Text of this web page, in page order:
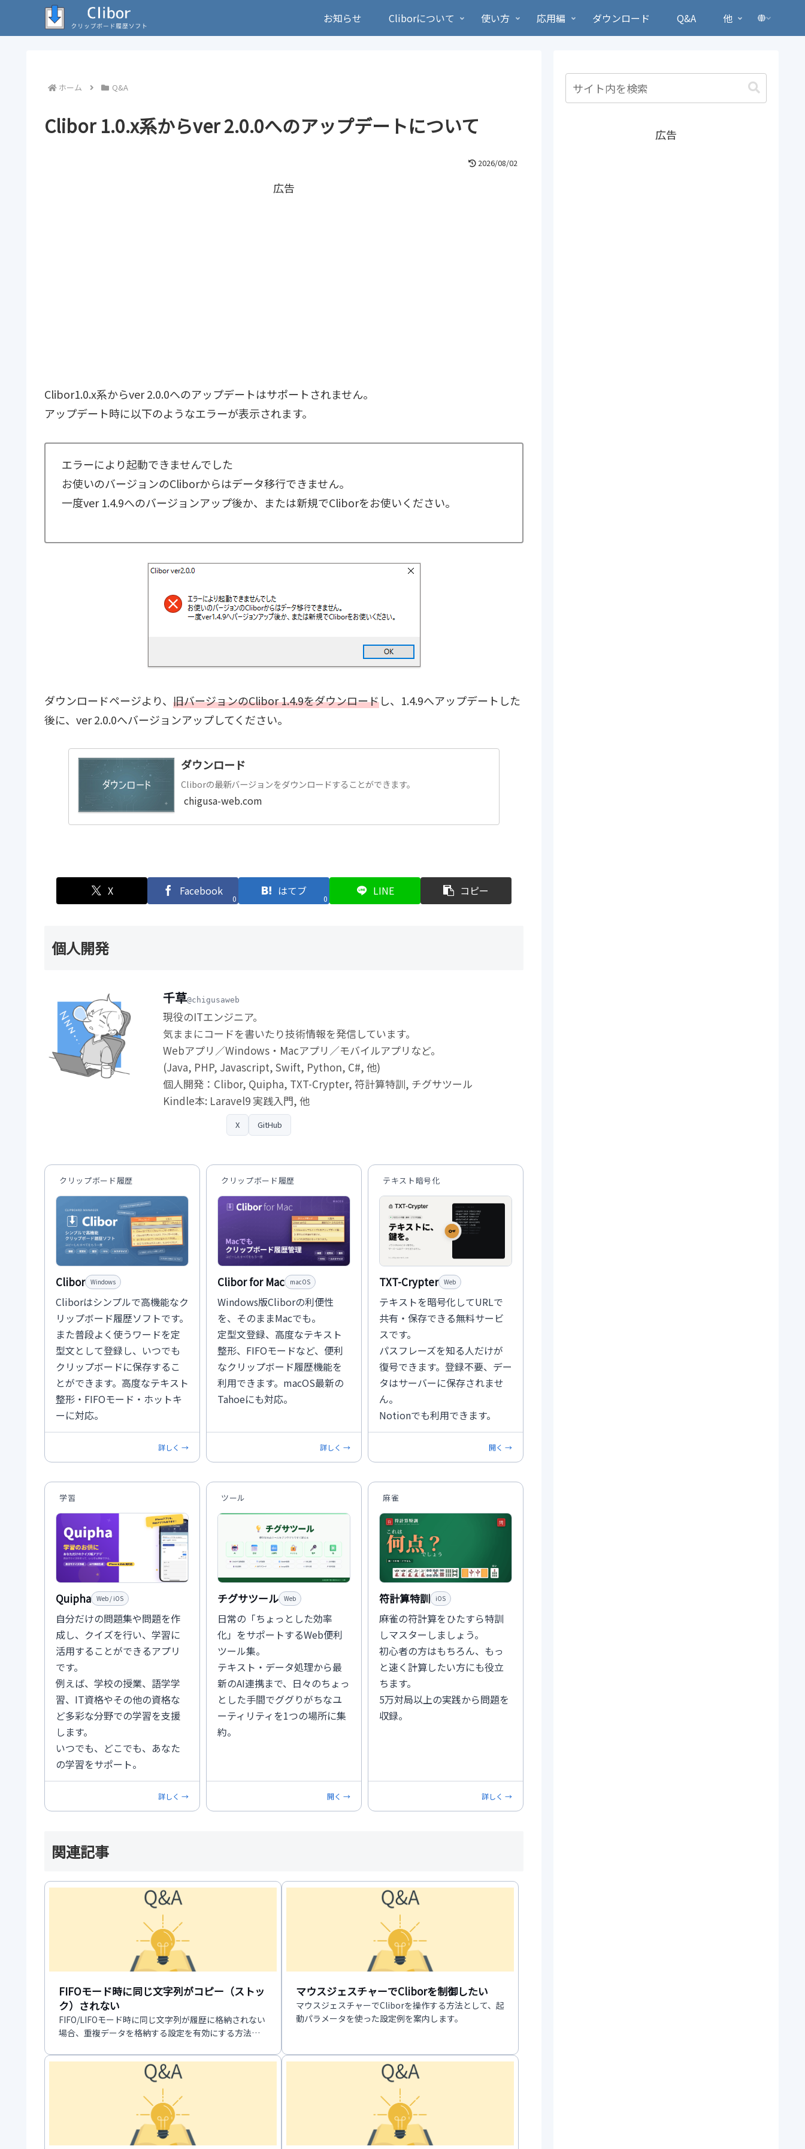
お知らせ Cliborについて 使い方 応用編 ダウンロード Q&A 他
ホーム Q&A
Clibor 1.0.x系からver 2.0.0へのアップデートについて
2026/08/02
広告
Clibor1.0.x系からver 2.0.0へのアップデートはサポートされません。
アップデート時に以下のようなエラーが表示されます。
エラーにより起動できませんでした
お使いのバージョンのCliborからはデータ移行できません。
一度ver 1.4.9へのバージョンアップ後か、または新規でCliborをお使いください。
ダウンロードページより、 旧バージョンのClibor 1.4.9をダウンロードし、1.4.9へアップデートした
後に、ver 2.0.0へバージョンアップしてください。
ダウンロード
Cliborの最新バージョンをダウンロードすることができます。
chigusa-web.com
X Facebook
0
はてブ
0
LINE コピー
個人開発
千草@chigusaweb
現役のITエンジニア。
気ままにコードを書いたり技術情報を発信しています。
Webアプリ／Windows・Macアプリ／モバイルアプリなど。
(Java, PHP, Javascript, Swift, Python, C#, 他)
個人開発：Clibor, Quipha, TXT-Crypter, 符計算特訓, チグサツール
Kindle本: Laravel9 実践入門, 他
X GitHub
クリップボード履歴
Clibor Windows
Cliborはシンプルで高機能なク
リップボード履歴ソフトです。
また普段よく使うワードを定
型文として登録し、いつでも
クリップボードに保存するこ
とができます。高度なテキスト
整形・FIFOモード・ホットキ
ーに対応。
詳しく →
クリップボード履歴
Clibor for Mac macOS
Windows版Cliborの利便性
を、そのままMacでも。
定型文登録、高度なテキスト
整形、FIFOモードなど、便利
なクリップボード履歴機能を
利用できます。macOS最新の
Tahoeにも対応。
詳しく →
テキスト暗号化
TXT-Crypter Web
テキストを暗号化してURLで
共有・保存できる無料サービ
スです。
パスフレーズを知る人だけが
復号できます。登録不要、デー
タはサーバーに保存されませ
ん。
Notionでも利用できます。
開く →
学習
Quipha Web / iOS
自分だけの問題集や問題を作
成し、クイズを行い、学習に
活用することができるアプリ
です。
例えば、学校の授業、語学学
習、IT資格やその他の資格な
ど多彩な分野での学習を支援
します。
いつでも、どこでも、あなた
の学習をサポート。
詳しく →
ツール
チグサツール Web
日常の「ちょっとした効率
化」をサポートするWeb便利
ツール集。
テキスト・データ処理から最
新のAI連携まで、日々のちょっ
とした手間でググりがちなユ
ーティリティを1つの場所に集
約。
開く →
麻雀
符計算特訓 iOS
麻雀の符計算をひたすら特訓
しマスターしましょう。
初心者の方はもちろん、もっ
と速く計算したい方にも役立
ちます。
5万対局以上の実践から問題を
収録。
詳しく →
関連記事
FIFOモード時に同じ文字列がコピー（ストッ
ク）されない
FIFO/LIFOモード時に同じ文字列が履歴に格納されない
場合、重複データを格納する設定を有効にする方法を
マウスジェスチャーでCliborを制御したい
マウスジェスチャーでCliborを操作する方法として、起
動パラメータを使った設定例を案内します。
広告